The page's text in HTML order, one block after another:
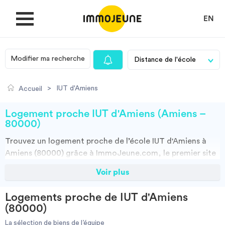
EN
MON COMPTE
Je cherche un logement
Villes
Modifier ma recherche
Accueil > IUT d'Amiens
Logement proche IUT d'Amiens (Amiens –
80000)
Trouvez un logement proche de l’école IUT d'Amiens à
Amiens (80000) grâce à ImmoJeune.com, le premier site
locations proches de l’IUT d'Amiens : résidences
colocations. Vous avez tous les choix.
Vous pouvez faire votre recherche en fonction du type de bien à louer,
de la surface, et/ou de la distance des logements proposés par
Voir plus
Logements proche de IUT d'Amiens
(80000)
La sélection de biens de l’équipe